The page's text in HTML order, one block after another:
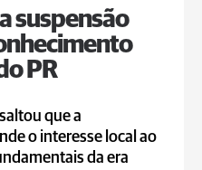
suspensão
PR
que a
o interesse local ao
da era